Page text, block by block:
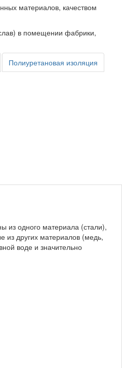
материалов, качеством
в помещении фабрики,
Полиуретановая изоляция
из одного материала (стали),
из других материалов (медь,
воде и значительно